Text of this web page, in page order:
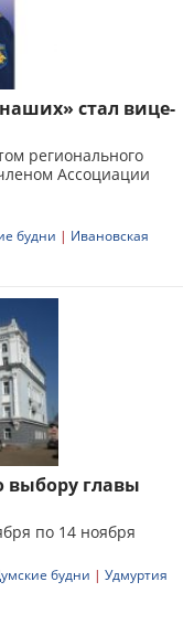
стал вице-
регионального
Ассоциации
будни | Ивановская
выбору главы
по 14 ноября
будни | Удмуртия